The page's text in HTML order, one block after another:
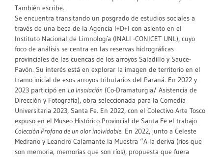
También escribe.
Se encuentra transitando un posgrado de estudios sociales a
través de una beca de la Agencia I+D+I con asiento en el
Instituto Nacional de Limnología (INALI -CONICET UNL), cuyo
foco de análisis se centra en las reservas hidrográficas
provinciales de las cuencas de los arroyos Saladillo y Sauce-
Pavón. Su interés está en explorar la imagen de territorio en el
tramo inicial de esos arroyos tributarios del Paraná. En 2022 y
2023 participó en La Insolación (Co-Dramaturgia/ Asistencia de
Dirección y Fotografía), obra seleccionada para la Comedia
Universitaria 2023, Santa Fe. En 2022, con el Colectivo Arte Tosco
expuso en el Museo Histórico Provincial de Santa Fe el trabajo
Colección Profana de un olor inolvidable. En 2022, junto a Celeste
Medrano y Leandro Calamante la Muestra “A la deriva (ríos que
son memoria, memorias que son ríos), propuesta que fuera